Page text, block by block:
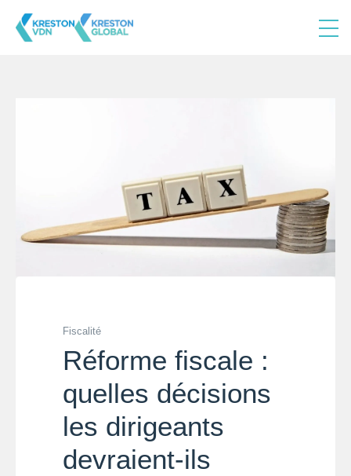
Fiscalité
Réforme fiscale :
quelles décisions
les dirigeants
devraient-ils